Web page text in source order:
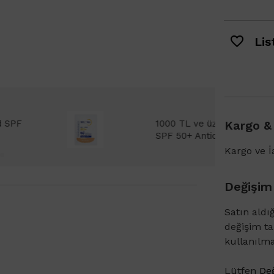
Photoderm XDefense Ultra Fluid
Light 2ml hediye!
Kargo
Kargo ve
Satın
değişim
Lütfen